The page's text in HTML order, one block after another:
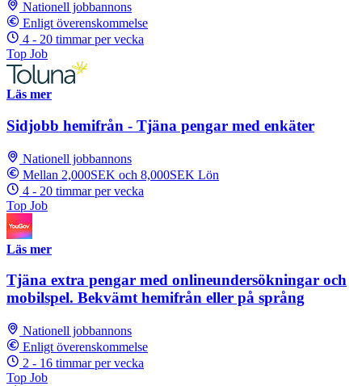
Nationell jobbannons
Enligt överenskommelse
4 - 20 timmar per vecka
Top Job
Läs mer
Sidjobb hemifrån - Tjäna pengar med enkäter
Nationell jobbannons
Mellan 2,000SEK och 8,000SEK Lön
4 - 20 timmar per vecka
Top Job
Läs mer
Tjäna extra pengar med onlineundersökningar och
mobilspel. Bekvämt hemifrån eller på språng
Nationell jobbannons
Enligt överenskommelse
2 - 16 timmar per vecka
Top Job